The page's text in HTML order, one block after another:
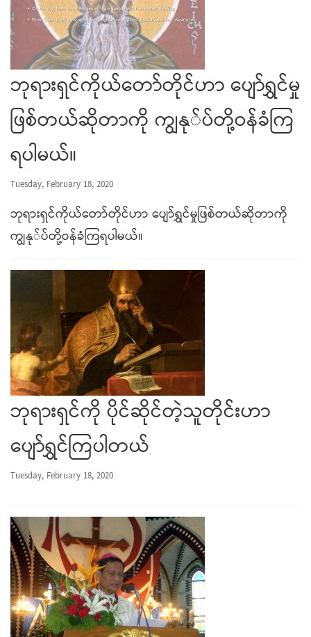
ဘုရားရှင်ကိုယ်တော်တိုင်ဟာ ပျော်ရွှင်မှု
ဖြစ်တယ်ဆိုတာကို ကျွနု်ပ်တို့ဝန်ခံကြ
ရပါမယ်။
Tuesday, February 18, 2020
ဘုရားရှင်ကိုယ်တော်တိုင်ဟာ ပျော်ရွှင်မှုဖြစ်တယ်ဆိုတာကို
ကျွနု်ပ်တို့ဝန်ခံကြရပါမယ်။
ဘုရားရှင်ကို ပိုင်ဆိုင်တဲ့သူတိုင်းဟာ
ပျော်ရွှင်ကြပါတယ်
Tuesday, February 18, 2020